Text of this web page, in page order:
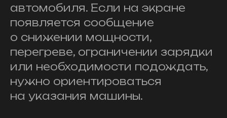
автомобиля. Если на экране
появляется сообщение
о снижении мощности,
перегреве, ограничении зарядки
или необходимости подождать,
нужно ориентироваться
на указания машины.